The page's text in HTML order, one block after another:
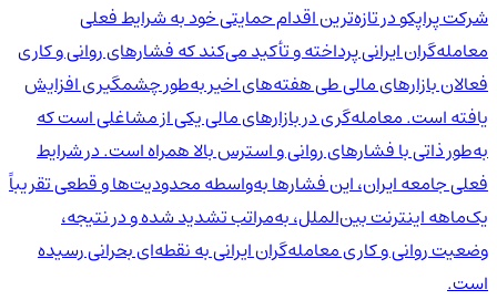
شرکت پراپکو در تازه‌ترین اقدام حمایتی خود به شرایط فعلی
معامله‌گران ایرانی پرداخته و تأکید می‌کند که فشارهای روانی و کاری
فعالان بازارهای مالی طی هفته‌های اخیر به‌طور چشمگیری افزایش
یافته است. معامله‌گری در بازارهای مالی یکی از مشاغلی است که
به‌طور ذاتی با فشارهای روانی و استرس بالا همراه است. در شرایط
فعلی جامعه ایران، این فشارها به‌واسطه محدودیت‌ها و قطعی تقریباً
یک‌ماهه اینترنت بین‌الملل، به‌مراتب تشدید شده و در نتیجه،
وضعیت روانی و کاری معامله‌گران ایرانی به نقطه‌ای بحرانی رسیده
است.